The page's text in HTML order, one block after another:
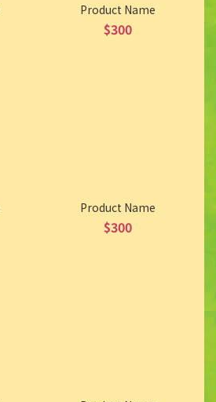
Product Name
$300
Product Name
$300